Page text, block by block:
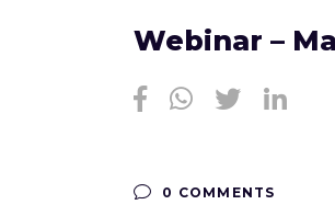
Webinar –
0 COMMENTS